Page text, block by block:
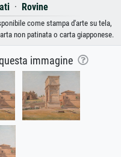
· Rovine
come stampa d'arte su tela,
non patinata o carta giapponese.
immagine